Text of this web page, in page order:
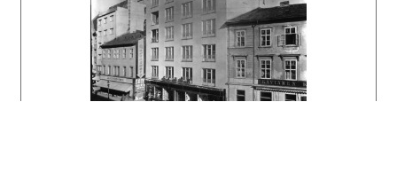
stredného objemu stavby vo vyšších nadzemných
podlažiach, keď doslova píše, že "travertínový
sokel dobre nevie ako sa má správať, keď sa
medzi tými dvoma silno zdvihnutými prvkami bez
nejakého sprostredkovania stáva samostatnou
časťou budovy".